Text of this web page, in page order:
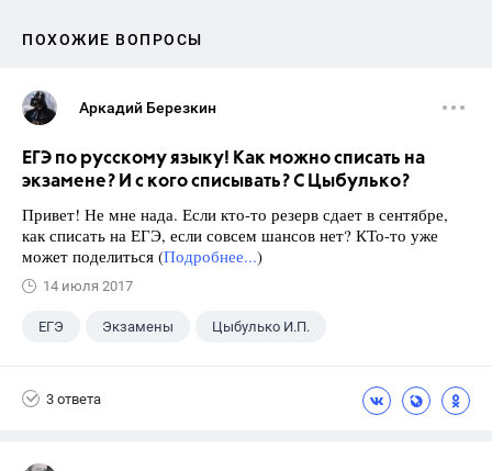
ПОХОЖИЕ ВОПРОСЫ
Аркадий Березкин
ЕГЭ по русскому языку! Как можно списать на
экзамене? И с кого списывать? С Цыбулько?
Привет! Не мне нада. Если кто-то резерв сдает в сентябре,
как списать на ЕГЭ, если совсем шансов нет? КТо-то уже
может поделиться (Подробнее...)
14 июля 2017
ЕГЭ Экзамены Цыбулько И.П.
3 ответа